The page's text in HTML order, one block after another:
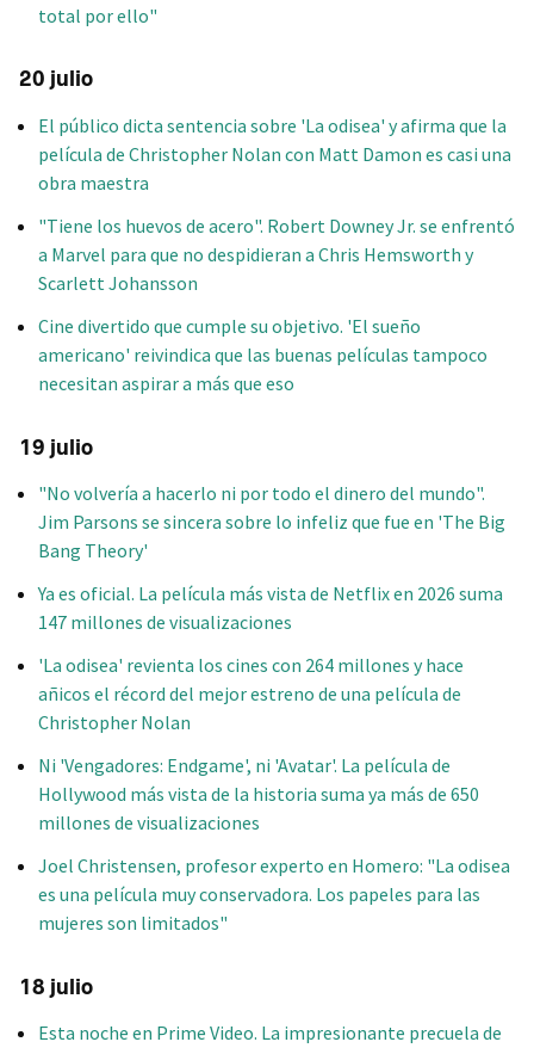
total por ello"
20 julio
El público dicta sentencia sobre 'La odisea' y afirma que la
película de Christopher Nolan con Matt Damon es casi una
obra maestra
"Tiene los huevos de acero". Robert Downey Jr. se enfrentó
a Marvel para que no despidieran a Chris Hemsworth y
Scarlett Johansson
Cine divertido que cumple su objetivo. 'El sueño
americano' reivindica que las buenas películas tampoco
necesitan aspirar a más que eso
19 julio
"No volvería a hacerlo ni por todo el dinero del mundo".
Jim Parsons se sincera sobre lo infeliz que fue en 'The Big
Bang Theory'
Ya es oficial. La película más vista de Netflix en 2026 suma
147 millones de visualizaciones
'La odisea' revienta los cines con 264 millones y hace
añicos el récord del mejor estreno de una película de
Christopher Nolan
Ni 'Vengadores: Endgame', ni 'Avatar'. La película de
Hollywood más vista de la historia suma ya más de 650
millones de visualizaciones
Joel Christensen, profesor experto en Homero: "La odisea
es una película muy conservadora. Los papeles para las
mujeres son limitados"
18 julio
Esta noche en Prime Video. La impresionante precuela de